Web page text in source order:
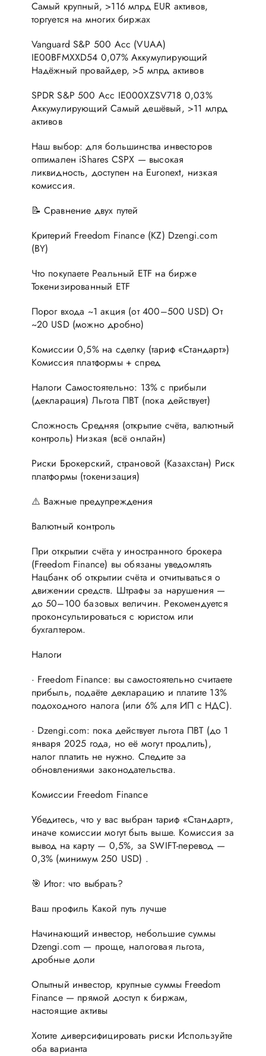
Самый крупный, >116 млрд EUR активов,
торгуется на многих биржах
Vanguard S&P 500 Acc (VUAA)
IE00BFMXXD54 0,07% Аккумулирующий
Надёжный провайдер, >5 млрд активов
SPDR S&P 500 Acc IE000XZSV718 0,03%
Аккумулирующий Самый дешёвый, >11 млрд
активов
Наш выбор: для большинства инвесторов
оптимален iShares CSPX — высокая
ликвидность, доступен на Euronext, низкая
комиссия.
📝 Сравнение двух путей
Критерий Freedom Finance (KZ) Dzengi.com
(BY)
Что покупаете Реальный ETF на бирже
Токенизированный ETF
Порог входа ~1 акция (от 400–500 USD) От
~20 USD (можно дробно)
Комиссии 0,5% на сделку (тариф «Стандарт»)
Комиссия платформы + спред
Налоги Самостоятельно: 13% с прибыли
(декларация) Льгота ПВТ (пока действует)
Сложность Средняя (открытие счёта, валютный
контроль) Низкая (всё онлайн)
Риски Брокерский, страновой (Казахстан) Риск
платформы (токенизация)
⚠️ Важные предупреждения
Валютный контроль
При открытии счёта у иностранного брокера
(Freedom Finance) вы обязаны уведомлять
Нацбанк об открытии счёта и отчитываться о
движении средств. Штрафы за нарушения —
до 50–100 базовых величин. Рекомендуется
проконсультироваться с юристом или
бухгалтером.
Налоги
· Freedom Finance: вы самостоятельно считаете
прибыль, подаёте декларацию и платите 13%
подоходного налога (или 6% для ИП с НДС).
· Dzengi.com: пока действует льгота ПВТ (до 1
января 2025 года, но её могут продлить),
налог платить не нужно. Следите за
обновлениями законодательства.
Комиссии Freedom Finance
Убедитесь, что у вас выбран тариф «Стандарт»,
иначе комиссии могут быть выше. Комиссия за
вывод на карту — 0,5%, за SWIFT-перевод —
0,3% (минимум 250 USD) .
🎯 Итог: что выбрать?
Ваш профиль Какой путь лучше
Начинающий инвестор, небольшие суммы
Dzengi.com — проще, налоговая льгота,
дробные доли
Опытный инвестор, крупные суммы Freedom
Finance — прямой доступ к биржам,
настоящие активы
Хотите диверсифицировать риски Используйте
оба варианта